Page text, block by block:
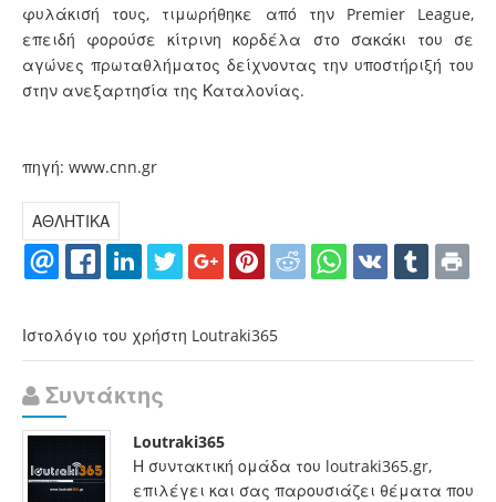
φυλάκισή τους, τιμωρήθηκε από την Premier League,
επειδή φορούσε κίτρινη κορδέλα στο σακάκι του σε
αγώνες πρωταθλήματος δείχνοντας την υποστήριξή του
στην ανεξαρτησία της Καταλονίας.
πηγή: www.cnn.gr
ΑΘΛΗΤΙΚΑ
Ιστολόγιο του χρήστη Loutraki365
Συντάκτης
Loutraki365
Η συντακτική ομάδα του loutraki365.gr,
επιλέγει και σας παρουσιάζει θέματα που